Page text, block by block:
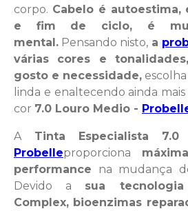
corpo. Cabelo é
e fim de ciclo, é
mental. Pensando nisto, a
várias cores e
gosto e necessidade,
linda e enaltecendo ainda
cor 7.0 Louro Medio -
A Tinta Especialista
Probelleproporciona
performance na mudança
Devido a sua
Complex, bioenzimas